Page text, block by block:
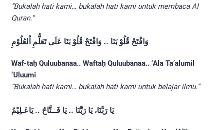
“Bukalah hati kami… bukalah hati kami untuk membaca Al
Quran.”
وَافْتَحْ قُلُوْ بَنَا .. وَافْتَحْ قُلُوْ بَنَا عَلَى تَعَلُّمِ اْلعُلُوْمِ
Waf-taḥ Quluubanaa.. Waftaḥ Quluubanaa.. ‘Ala Ta’alumil
‘Uluumi
“Bukalah hati kami… bukalah hati kami untuk belajar ilmu.”
يَا رَبَّنَا، يَا رَبَّنَا .. يَا فَــتَّاحُ .. يَاعَـلِيْمُ